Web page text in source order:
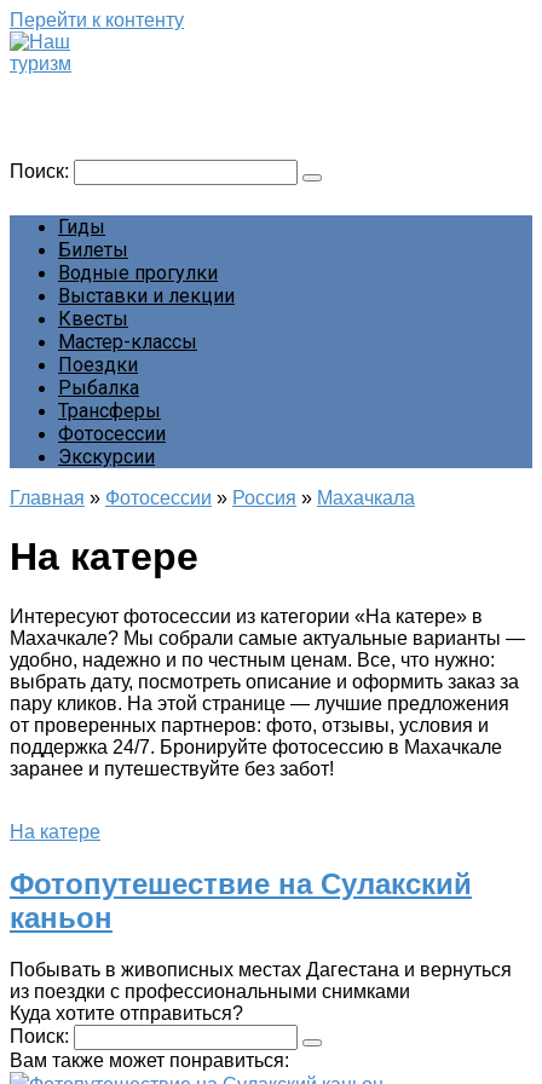
Перейти к контенту
Поиск:
Гиды
Билеты
Водные прогулки
Выставки и лекции
Квесты
Мастер-классы
Поездки
Рыбалка
Трансферы
Фотосессии
Экскурсии
Главная » Фотосессии » Россия » Махачкала
На катере
Интересуют фотосессии из категории «На катере» в
Махачкале? Мы собрали самые актуальные варианты —
удобно, надежно и по честным ценам. Все, что нужно:
выбрать дату, посмотреть описание и оформить заказ за
пару кликов. На этой странице — лучшие предложения
от проверенных партнеров: фото, отзывы, условия и
поддержка 24/7. Бронируйте фотосессию в Махачкале
заранее и путешествуйте без забот!
На катере
Фотопутешествие на Сулакский
каньон
Побывать в живописных местах Дагестана и вернуться
из поездки с профессиональными снимками
Куда хотите отправиться?
Поиск:
Вам также может понравиться: